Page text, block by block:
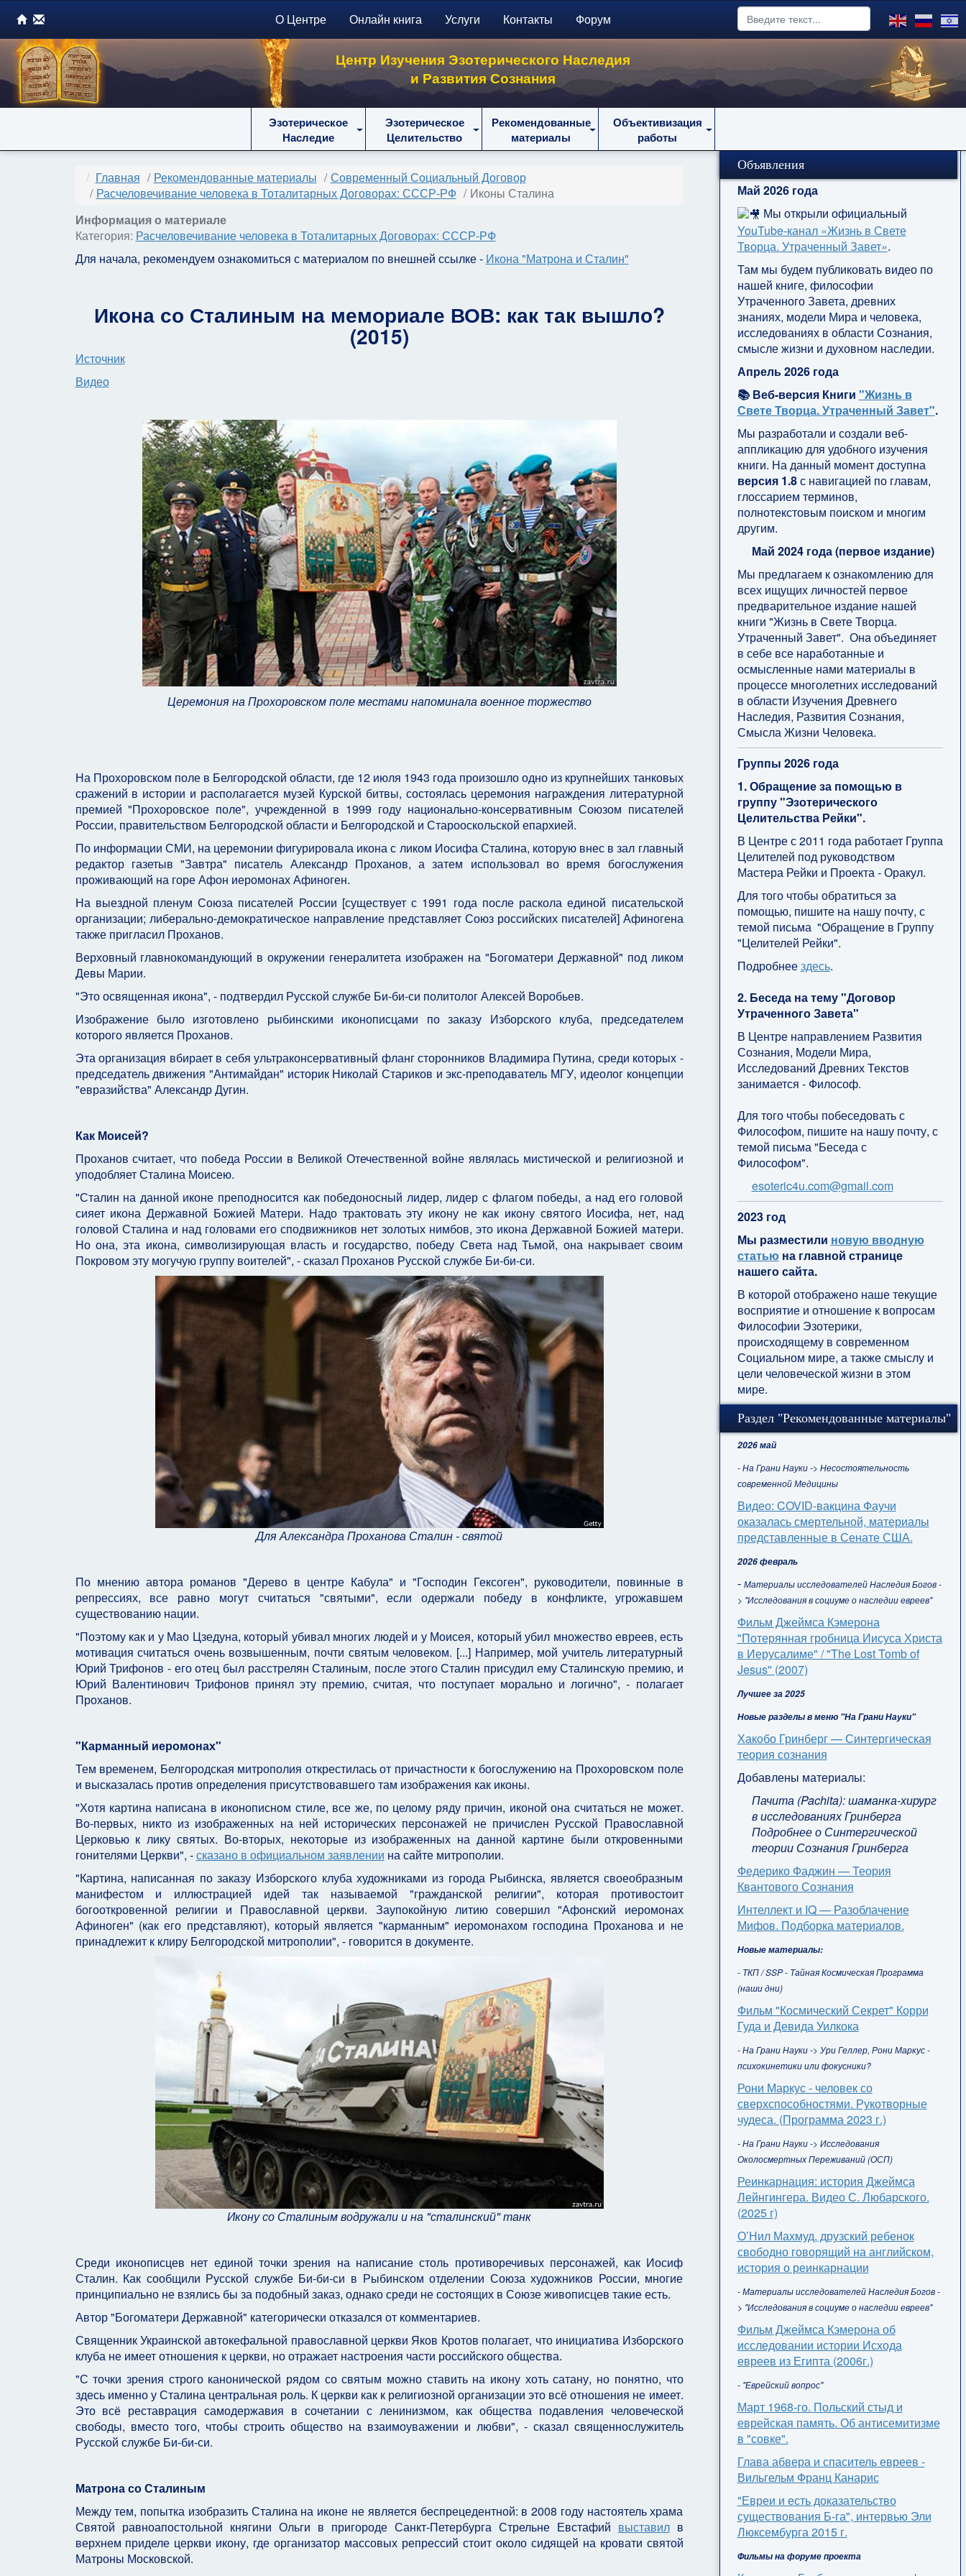
О Центре Онлайн книга Услуги Контакты Форум
Центр Изучения Эзотерического Наследия
и Развития Сознания
Эзотерическое
Наследие
Эзотерическое
Целительство
Рекомендованные
материалы
Объективизация
работы
Главная Рекомендованные материалы
Современный Социальный Договор
Расчеловечивание человека в Тоталитарных Договорах: СССР-РФ
Иконы Сталина
Информация о материале
Категория: Расчеловечивание человека в Тоталитарных Договорах: СССР-РФ
Для начала, рекомендуем ознакомиться с материалом по внешней ссылке - Икона "Матрона и Сталин"
Икона со Сталиным на мемориале ВОВ: как так вышло?
(2015)
Источник
Видео
Церемония на Прохоровском поле местами напоминала военное торжество
На Прохоровском поле в Белгородской области, где 12 июля 1943 года произошло одно из крупнейших танковых
сражений в истории и располагается музей Курской битвы, состоялась церемония награждения литературной
премией "Прохоровское поле", учрежденной в 1999 году национально-консервативным Союзом писателей
России, правительством Белгородской области и Белгородской и Старооскольской епархией.
По информации СМИ, на церемонии фигурировала икона с ликом Иосифа Сталина, которую внес в зал главный
редактор газетыв "Завтра" писатель Александр Проханов, а затем использовал во время богослужения
проживающий на горе Афон иеромонах Афиноген.
На выездной пленум Союза писателей России [существует с 1991 года после раскола единой писательской
организации; либерально-демократическое направление представляет Союз российских писателей] Афиногена
также пригласил Проханов.
Верховный главнокомандующий в окружении генералитета изображен на "Богоматери Державной" под ликом
Девы Марии.
"Это освященная икона", - подтвердил Русской службе Би-би-си политолог Алексей Воробьев.
Изображение было изготовлено рыбинскими иконописцами по заказу Изборского клуба, председателем
которого является Проханов.
Эта организация вбирает в себя ультраконсервативный фланг сторонников Владимира Путина, среди которых -
председатель движения "Антимайдан" историк Николай Стариков и экс-преподаватель МГУ, идеолог концепции
"евразийства" Александр Дугин.
Как Моисей?
Проханов считает, что победа России в Великой Отечественной войне являлась мистической и религиозной и
уподобляет Сталина Моисею.
"Сталин на данной иконе преподносится как победоносный лидер, лидер с флагом победы, а над его головой
сияет икона Державной Божией Матери. Надо трактовать эту икону не как икону святого Иосифа, нет, над
головой Сталина и над головами его сподвижников нет золотых нимбов, это икона Державной Божией матери.
Но она, эта икона, символизирующая власть и государство, победу Света над Тьмой, она накрывает своим
Покровом эту могучую группу воителей", - сказал Проханов Русской службе Би-би-си.
Для Александра Проханова Сталин - святой
По мнению автора романов "Дерево в центре Кабула" и "Господин Гексоген", руководители, повинные в
репрессиях, все равно могут считаться "святыми", если одержали победу в конфликте, угрожавшем
существованию нации.
"Поэтому как и у Мао Цзедуна, который убивал многих людей и у Моисея, который убил множество евреев, есть
мотивация считаться очень возвышенным, почти святым человеком. [...] Например, мой учитель литературный
Юрий Трифонов - его отец был расстрелян Сталиным, после этого Сталин присудил ему Сталинскую премию, и
Юрий Валентинович Трифонов принял эту премию, считая, что поступает морально и логично", - полагает
Проханов.
"Карманный иеромонах"
Тем временем, Белгородская митрополия открестилась от причастности к богослужению на Прохоровском поле
и высказалась против определения присутствовавшего там изображения как иконы.
"Хотя картина написана в иконописном стиле, все же, по целому ряду причин, иконой она считаться не может.
Во-первых, никто из изображенных на ней исторических персонажей не причислен Русской Православной
Церковью к лику святых. Во-вторых, некоторые из изображенных на данной картине были откровенными
гонителями Церкви", -сказано в официальном заявлении на сайте митрополии.
"Картина, написанная по заказу Изборского клуба художниками из города Рыбинска, является своеобразным
манифестом и иллюстрацией идей так называемой "гражданской религии", которая противостоит
богооткровенной религии и Православной церкви. Заупокойную литию совершил "Афонский иеромонах
Афиноген" (как его представляют), который является "карманным" иеромонахом господина Проханова и не
принадлежит к клиру Белгородской митрополии", - говорится в документе.
Икону со Сталиным водружали и на "сталинский" танк
Среди иконописцев нет единой точки зрения на написание столь противоречивых персонажей, как Иосиф
Сталин. Как сообщили Русской службе Би-би-си в Рыбинском отделении Союза художников России, многие
принципиально не взялись бы за подобный заказ, однако среди не состоящих в Союзе живописцев такие есть.
Автор "Богоматери Державной" категорически отказался от комментариев.
Священник Украинской автокефальной православной церкви Яков Кротов полагает, что инициатива Изборского
клуба не имеет отношения к церкви, но отражает настроения части российского общества.
"С точки зрения строго канонической рядом со святым можно ставить на икону хоть сатану, но понятно, что
здесь именно у Сталина центральная роль. К церкви как к религиозной организации это всё отношения не имеет.
Это всё реставрация самодержавия в сочетании с ленинизмом, как общества подавления человеческой
свободы, вместо того, чтобы строить общество на взаимоуважении и любви", - сказал священнослужитель
Русской службе Би-би-си.
Матрона со Сталиным
Между тем, попытка изобразить Сталина на иконе не является беспрецедентной: в 2008 году настоятель храма
Святой равноапостольной княгини Ольги в пригороде Санкт-Петербурга Стрельне Евстафий выставилв
верхнем приделе церкви икону, где организатор массовых репрессий стоит около сидящей на кровати святой
Матроны Московской.
Объявления
Май 2026 года
Мы открыли официальный
YouTube‑канал «Жизнь в Свете
Творца. Утраченный Завет».
Там мы будем публиковать видео по
нашей книге, философии
Утраченного Завета, древних
знаниях, модели Мира и человека,
исследованиях в области Сознания,
смысле жизни и духовном наследии.
Апрель 2026 года
📚 Веб-версия Книги "Жизнь в
Свете Творца. Утраченный Завет".
Мы разработали и создали веб-
аппликацию для удобного изучения
книги. На данный момент доступна
версия 1.8с навигацией по главам,
глоссарием терминов,
полнотекстовым поиском и многим
другим.
Май 2024 года (первое издание)
Мы предлагаем к ознакомлению для
всех ищущих личностей первое
предварительное издание нашей
книги "Жизнь в Свете Творца.
Утраченный Завет". Она объединяет
в себе все наработанные и
осмысленные нами материалы в
процессе многолетних исследований
в области Изучения Древнего
Наследия, Развития Сознания,
Смысла Жизни Человека.
Группы 2026 года
1. Обращение за помощью в
группу "Эзотерического
Целительства Рейки".
В Центре с 2011 года работает Группа
Целителей под руководством
Мастера Рейки и Проекта - Оракул.
Для того чтобы обратиться за
помощью, пишите на нашу почту, с
темой письма "Обращение в Группу
"Целителей Рейки".
Подробнеездесь.
2. Беседа на тему "Договор
Утраченного Завета"
В Центре направлением Развития
Сознания, Модели Мира,
Исследований Древних Текстов
занимается - Философ.
Для того чтобы побеседовать с
Философом, пишите на нашу почту, с
темой письма "Беседа с
Философом".
esoteric4u.com@gmail.com
2023 год
Мы разместили новую вводную
статью на главной странице
нашего сайта.
В которой отображено наше текущие
восприятие и отношение к вопросам
Философии Эзотерики,
происходящему в современном
Социальном мире, а также смыслу и
цели человеческой жизни в этом
мире.
Раздел "Рекомендованные материалы"
2026 май
- На Грани Науки -> Несостоятельность
современной Медицины
Видео: COVID-вакцина Фаучи
оказалась смертельной, материалы
представленные в Сенате США.
2026 февраль
- Материалы исследователей Наследия Богов -
> "Исследования в социуме о наследии евреев"
Фильм Джеймса Кэмерона
"Потерянная гробница Иисуса Христа
в Иерусалиме" / "The Lost Tomb of
Jesus" (2007)
Лучшее за 2025
Новые разделы в меню "На Грани Науки"
Хакобо Гринберг — Синтергическая
теория сознания
Добавлены материалы:
Пачита (Pachita): шаманка-хирург
в исследованиях Гринберга
Подробнее о Синтергической
теории Сознания Гринберга
Федерико Фаджин — Теория
Квантового Сознания
Интеллект и IQ — Разоблачение
Мифов. Подборка материалов.
Новые материалы:
- ТКП / SSP - Тайная Космическая Программа
(наши дни)
Фильм "Космический Секрет" Корри
Гуда и Девида Уилкока
- На Грани Науки -> Ури Геллер, Рони Маркус -
психокинетики или фокусники?
Рони Маркус - человек со
сверхспособностями. Рукотворные
чудеса. (Программа 2023 г.)
- На Грани Науки -> Исследования
Околосмертных Переживаний (ОСП)
Реинкарнация: история Джеймса
Лейнгингера. Видео С. Любарского.
(2025 г)
О’Нил Махмуд, друзский ребенок
свободно говорящий на английском,
история о реинкарнации
- Материалы исследователей Наследия Богов -
> "Исследования в социуме о наследии евреев"
Фильм Джеймса Кэмерона об
исследовании истории Исхода
евреев из Египта (2006г.)
- "Еврейский вопрос"
Март 1968-го. Польский стыд и
еврейская память. Об антисемитизме
в "совке".
Глава абвера и спаситель евреев -
Вильгельм Франц Канарис
"Евреи и есть доказательство
существования Б-га", интервью Эли
Люксембурга 2015 г.
Фильмы на форуме проекта